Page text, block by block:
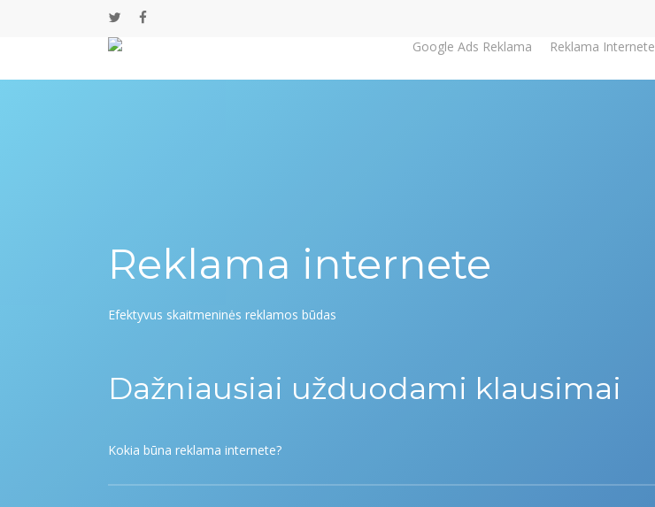
content
twitter facebook
Google Ads Reklama Reklama Internete
Reklama internete
Efektyvus skaitmeninės reklamos būdas
Dažniausiai užduodami klausimai
Kokia būna reklama internete?